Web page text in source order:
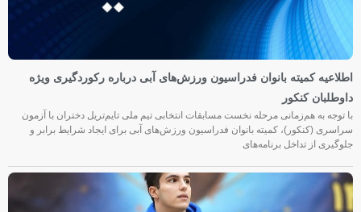
اطلاعیه کمیته بانوان فدراسیون ورزش‌های آبی درباره رکوردگیری ویژه
داوطلبان کنکور
با توجه به هم‌زمانی مرحله نخست مسابقات انتخابی تیم ملی تایم‌تریل دختران با آزمون
سراسری (کنکور)، کمیته بانوان فدراسیون ورزش‌های آبی برای ایجاد شرایط برابر و
جلوگیری از تداخل برنامه‌های